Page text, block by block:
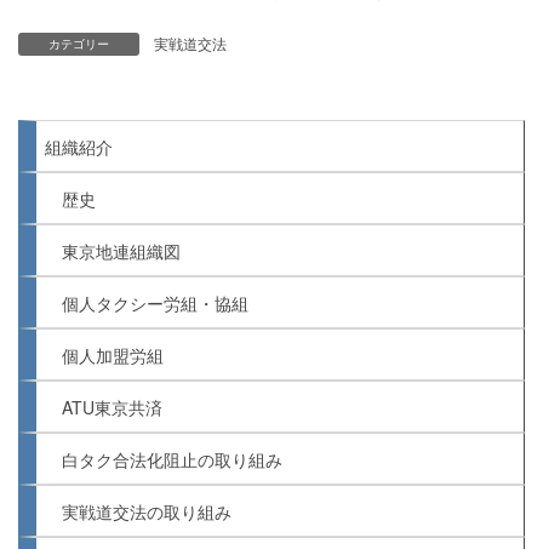
カテゴリー 実戦道交法
組織紹介
歴史
東京地連組織図
個人タクシー労組・協組
個人加盟労組
ATU東京共済
白タク合法化阻止の取り組み
実戦道交法の取り組み